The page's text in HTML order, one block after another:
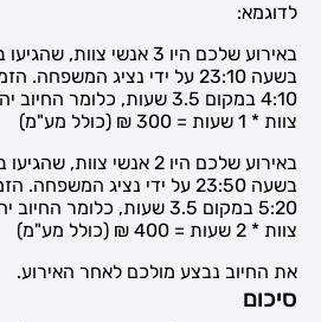
לדוגמא:
בשעה 23:10 על ידי נציג
צוות * 1 שעות = 300 ₪ (כולל מע"מ)
בשעה 23:50 על ידי נציג
צוות * 2 שעות = 400 ₪ (כולל מע"מ)
את החיוב נבצע מולכם לאחר האירוע.
סיכום